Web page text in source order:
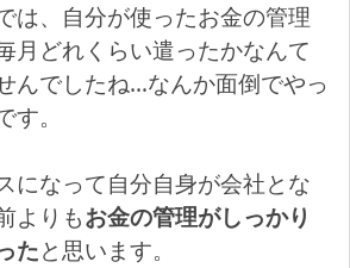
は、自分が使ったお金の管理
月どれくらい遣ったかなんて
んでしたね…なんか面倒でやっ
。
になって自分自身が会社とな
よりもお金の管理がしっかり
たと思います。